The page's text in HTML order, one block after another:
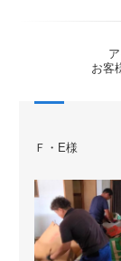
お客
Ｆ・E様